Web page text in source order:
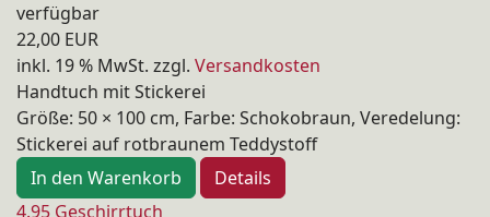
verfügbar
22,00 EUR
inkl. 19 % MwSt. zzgl. Versandkosten
Handtuch mit Stickerei
Größe: 50 × 100 cm, Farbe: Schokobraun, Veredelung:
Stickerei auf rotbraunem Teddystoff
In den Warenkorb
Details
4.95 Geschirrtuch